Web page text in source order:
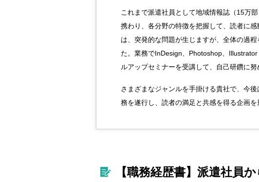
これまで派遣社員として地域情報誌（15万
携わり、各分野の特徴を把握して、読者に
は、突発的な問題が生じますが、全体の過
た。業務でInDesign、Photoshop、
ルアップセミナーを受講して、自己研鑽に努
さまざまなジャンルを手掛ける貴社で、今
務を遂行し、読者の満足と共感を得る企画
【職務経歴書】派遣社員